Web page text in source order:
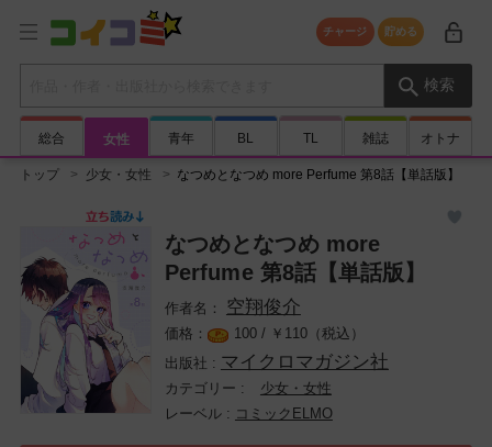
チャージ 貯める
検索
総合 女性 青年 BL TL 雑誌 オトナ
トップ 少女・女性 なつめとなつめ more Perfume 第8話【単話版】
なつめとなつめ more
Perfume 第8話【単話版】
空翔俊介
100 / ￥ 110（税込）
マイクロマガジン社
少女・女性
コミックELMO